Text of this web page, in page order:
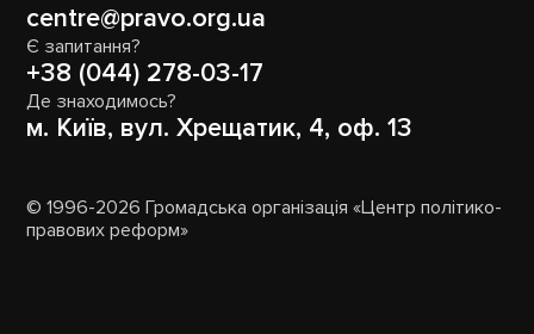
centre@pravo.org.ua
Є запитання?
+38 (044) 278-03-17
Де знаходимось?
м. Київ, вул. Хрещатик, 4, оф. 13
© 1996-2026 Громадська організація «Центр політико-
правових реформ»